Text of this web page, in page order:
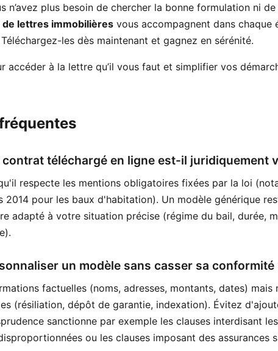
n’avez plus besoin de chercher la bonne formulation ni
lettres immobilières vous accompagnent dans chaque
les dès maintenant et gagnez en sérénité.
accéder à la lettre qu’il vous faut et simplifier vos
contrat téléchargé en ligne est-il juridiquement
respecte les mentions obligatoires fixées par la loi
2014 pour les baux d'habitation). Un modèle générique
adapté à votre situation précise (régime du bail, durée,
un modèle sans casser sa conformité
factuelles (noms, adresses, montants, dates) mais
(résiliation, dépôt de garantie, indexation). Évitez
sanctionne par exemple les clauses interdisant
ou les clauses imposant des assurances